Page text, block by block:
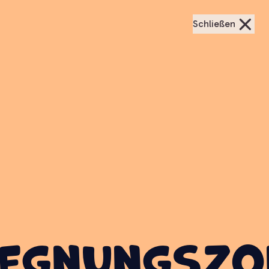
Lernziel
Schließen